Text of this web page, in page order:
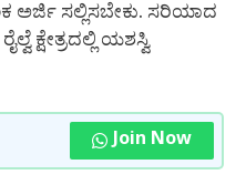
ಸಲ್ಲಿಸಬೇಕು. ಸರಿಯಾದ
ಕ್ಷೇತ್ರದಲ್ಲಿ ಯಶಸ್ವಿ
Join Now